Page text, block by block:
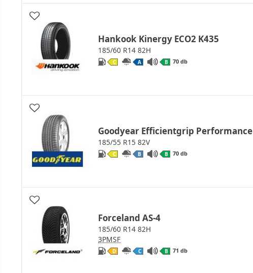
Hankook Kinergy ECO2 K435
185/60 R14 82H
C A B 70 db
Goodyear Efficientgrip Performance
185/55 R15 82V
C B B 70 db
Forceland AS-4
185/60 R14 82H
3PMSF
D C B 71 db